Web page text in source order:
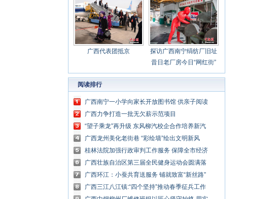
广西代表团抵京
探访广西南宁绢纺厂旧址
昔日老厂房今日“网红街”
阅读排行
广西南宁一小学向家长开放图书馆 供亲子阅读
广西力争打造一批无欠薪示范项目
“望子乘龙”再升级 东风柳汽校企合作培养新汽
车英才
广西龙州美化老街巷 “彩绘墙”绘出文明新风
桂林法院加强行政审判工作服务 保障全市经济
社会高质量发展
广西壮族自治区第三届全民健身运动会圆满落
幕
广西环江：小蚕共育送服务 铺就致富“新丝路”
广西三江八江镇:“四个坚持”推动春季征兵工作